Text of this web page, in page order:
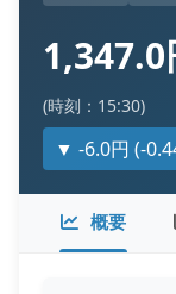
1,347.0
(時刻：15:30)
▼ -6.0円 (-
概要